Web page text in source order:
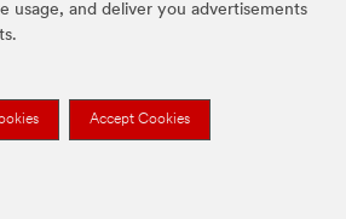
usage, and deliver you advertisements
Accept Cookies